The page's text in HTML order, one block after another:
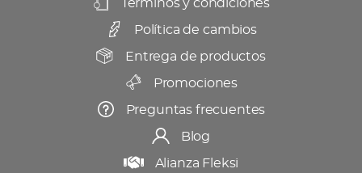
Términos y condiciones
Política de cambios
Entrega de productos
Promociones
Preguntas frecuentes
Blog
Alianza Fleksi